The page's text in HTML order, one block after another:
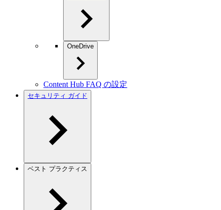
OneDrive
Content Hub FAQ の設定
セキュリティ ガイド
ベスト プラクティス